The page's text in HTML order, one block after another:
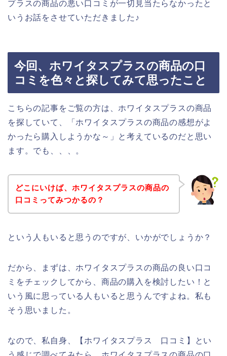
プラスの商品の悪い口コミが一切見当たらなかったと
いうお話をさせていただきました♪
今回、ホワイタスプラスの商品の口
コミを色々と探してみて思ったこと
こちらの記事をご覧の方は、ホワイタスプラスの商品
を探していて、「ホワイタスプラスの商品の感想がよ
かったら購入しようかな～」と考えているのだと思い
ます。でも、、、。
どこにいけば、ホワイタスプラスの商品の
口コミってみつかるの？
という人もいると思うのですが、いかがでしょうか？
だから、まずは、ホワイタスプラスの商品の良い口コ
ミをチェックしてから、商品の購入を検討したい！と
いう風に思っている人もいると思うんですよね。私も
そう思いました。
なので、私自身、【ホワイタスプラス 口コミ】とい